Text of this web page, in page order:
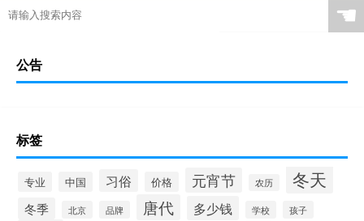
☚
公告
标签
专业 中国 习俗 价格 元宵节 农历 冬天
冬季 北京 品牌 唐代 多少钱 学校 孩子